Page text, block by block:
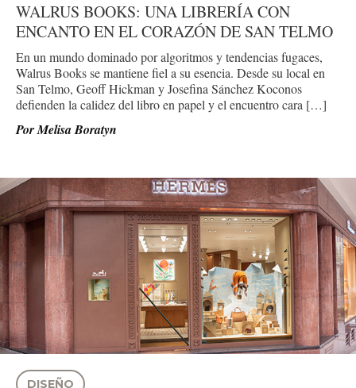
WALRUS BOOKS: UNA LIBRERÍA CON
ENCANTO EN EL CORAZÓN DE SAN TELMO
En un mundo dominado por algoritmos y tendencias fugaces,
Walrus Books se mantiene fiel a su esencia. Desde su local en
San Telmo, Geoff Hickman y Josefina Sánchez Koconos
defienden la calidez del libro en papel y el encuentro cara […]
PorMelisa Boratyn
DISEÑO